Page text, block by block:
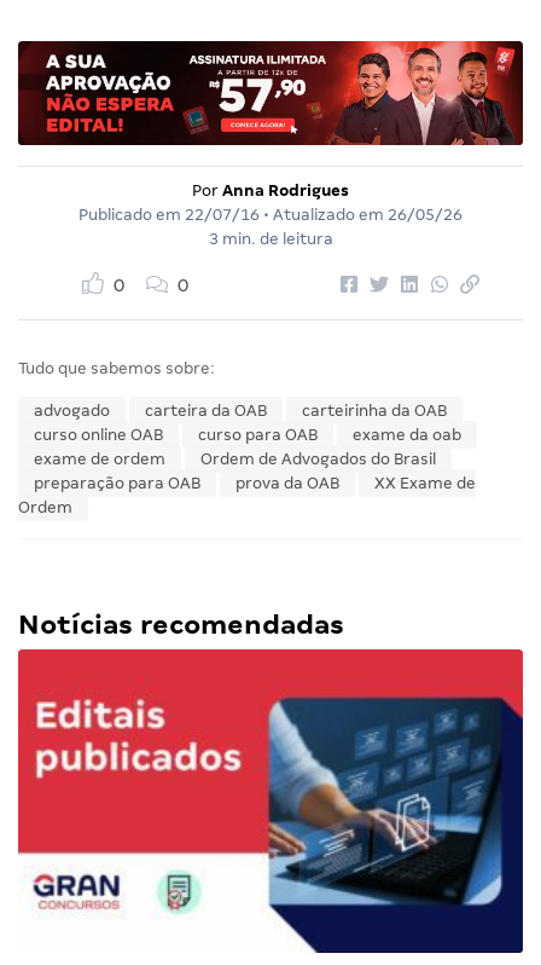
Por Anna Rodrigues
Publicado em 22/07/16 • Atualizado em 26/05/26
3 min. de leitura
0 0
Tudo que sabemos sobre:
advogado carteira da OAB
carteirinha da OAB
curso online OAB
curso para OAB
exame da oab
exame de ordem
Ordem de Advogados do Brasil
preparação para OAB
prova da OAB
XX Exame de
Ordem
Notícias recomendadas